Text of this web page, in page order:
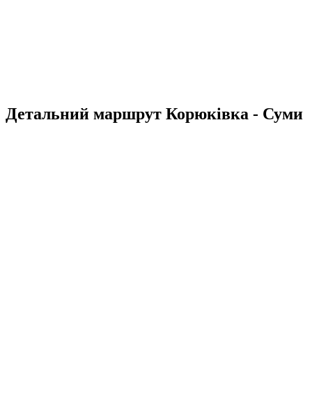
Детальний маршрут Корюківка - Суми